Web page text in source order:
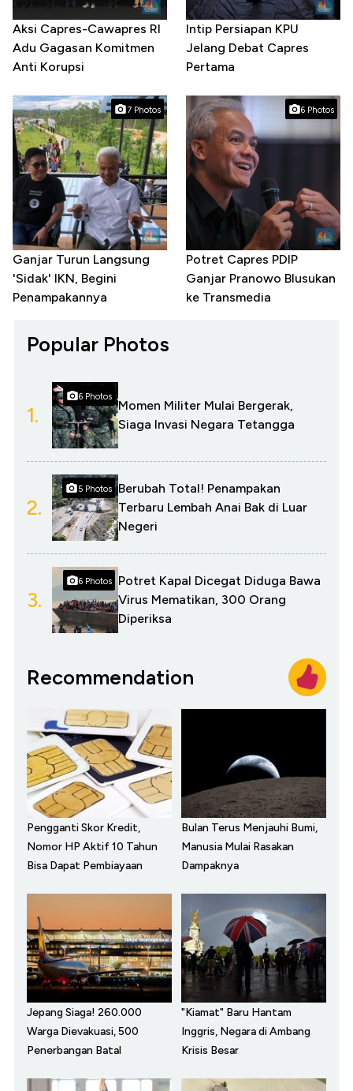
Aksi Capres-Cawapres RI
Adu Gagasan Komitmen
Anti Korupsi
Intip Persiapan KPU
Jelang Debat Capres
Pertama
7 Photos
Ganjar Turun Langsung
'Sidak' IKN, Begini
Penampakannya
6 Photos
Potret Capres PDIP
Ganjar Pranowo Blusukan
ke Transmedia
Popular Photos
1.
6 Photos
Momen Militer Mulai Bergerak,
Siaga Invasi Negara Tetangga
2.
5 Photos
Berubah Total! Penampakan
Terbaru Lembah Anai Bak di Luar
Negeri
3.
6 Photos
Potret Kapal Dicegat Diduga Bawa
Virus Mematikan, 300 Orang
Diperiksa
Recommendation
Pengganti Skor Kredit,
Nomor HP Aktif 10 Tahun
Bisa Dapat Pembiayaan
Bulan Terus Menjauhi Bumi,
Manusia Mulai Rasakan
Dampaknya
Jepang Siaga! 260.000
Warga Dievakuasi, 500
Penerbangan Batal
"Kiamat" Baru Hantam
Inggris, Negara di Ambang
Krisis Besar